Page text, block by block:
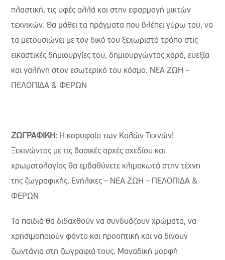
πλαστική, τις υφές αλλά και στην εφαρμογή μικτών
τεχνικών. Θα μάθει τα πράγματα που βλέπει γύρω του, να
τα μετουσιώνει με τον δικό του ξεχωριστό τρόπο στις
εικαστικές δημιουργίες του, δημιουργώντας χαρά, ευεξία
και γαλήνη στον εσωτερικό του κόσμο. ΝΕΑ ΖΩΗ –
ΠΕΛΟΠΙΔΑ & ΦΕΡΩΝ
ΖΩΓΡΑΦΙΚΗ: Η κορυφαία των Καλών Τεχνών!
Ξεκινώντας με τις βασικές αρχές σχεδίου και
χρωματολογίας θα εμβαθύνετε κλιμακωτά στην τέχνη
της ζωγραφικής. Ενήλικες – ΝΕΑ ΖΩΗ – ΠΕΛΟΠΙΔΑ &
ΦΕΡΩΝ
Τα παιδιά θα διδαχθούν να συνδυάζουν χρώματα, να
χρησιμοποιούν φόντο και προοπτική και να δίνουν
ζωντάνια στη ζωγραφιά τους. Μοναδική μορφή